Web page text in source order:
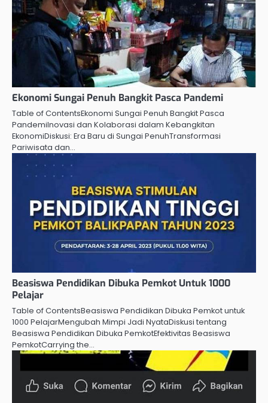
Ekonomi Sungai Penuh Bangkit Pasca Pandemi
Table of ContentsEkonomi Sungai Penuh Bangkit Pasca
PandemiInovasi dan Kolaborasi dalam Kebangkitan
EkonomiDiskusi: Era Baru di Sungai PenuhTransformasi
Pariwisata dan…
Beasiswa Pendidikan Dibuka Pemkot Untuk 1000
Pelajar
Table of ContentsBeasiswa Pendidikan Dibuka Pemkot untuk
1000 PelajarMengubah Mimpi Jadi NyataDiskusi tentang
Beasiswa Pendidikan Dibuka PemkotEfektivitas Beasiswa
PemkotCarrying the…